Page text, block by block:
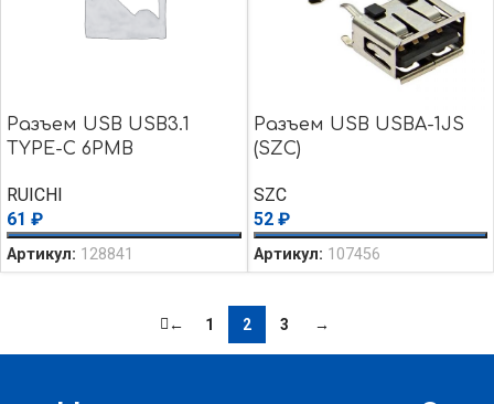
Разъем USB USB3.1
TYPE-C 6PMB
RUICHI
61 ₽
Артикул: 128841
Разъем USB USBA-1JS
(SZC)
SZC
52 ₽
Артикул: 107456
← 1 2 3 →